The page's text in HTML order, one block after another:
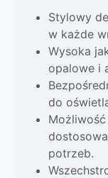
Stylowy
w każde
Wysoka
opalowe i
do
potrzeb.